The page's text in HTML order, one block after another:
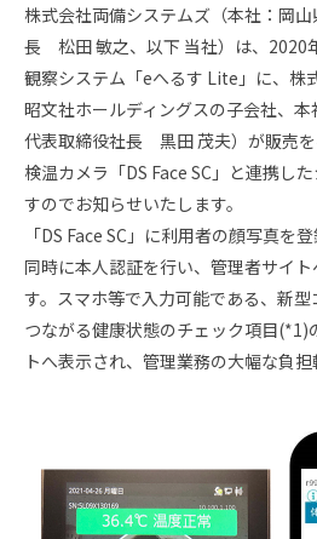
事業所一覧
グループ企業
社員の幸せへの取り組み
環境への取り組み
取得認証
地域スポーツ貢献
株式会社両備システムズ（本社：岡
長 松田 敏之、以下 当社）は、2020
観察システム「eへるす Lite」に、株
昭文社ホールディングスの子会社、本
代表取締役社長 黒田 茂夫）が販売
検温カメラ「DS Face SC」と連携し
すのでお知らせいたします。
「DS Face SC」に利用者の顔写真を
同時に本人認証を行い、管理者サイ
す。スマホ等で入力可能である、新
つながる健康状態のチェック項目(*1)
トへ表示され、管理業務の大幅な負担